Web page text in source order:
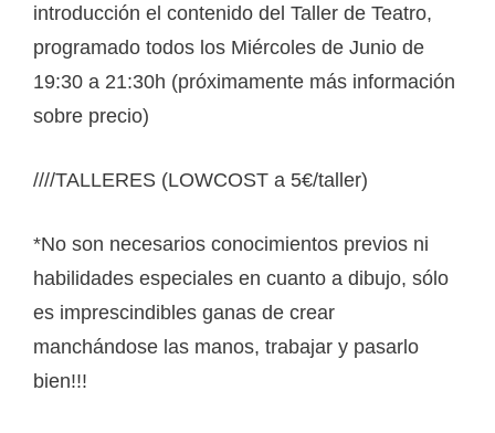
introducción el contenido del Taller de Teatro,
programado todos los Miércoles de Junio de
19:30 a 21:30h (próximamente más información
sobre precio)
////TALLERES (LOWCOST a 5€/taller)
*No son necesarios conocimientos previos ni
habilidades especiales en cuanto a dibujo, sólo
es imprescindibles ganas de crear
manchándose las manos, trabajar y pasarlo
bien!!!